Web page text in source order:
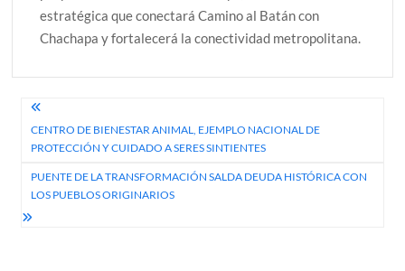
estratégica que conectará Camino al Batán con
Chachapa y fortalecerá la conectividad metropolitana.
Navegación
de
entradas
CENTRO DE BIENESTAR ANIMAL, EJEMPLO NACIONAL DE
PROTECCIÓN Y CUIDADO A SERES SINTIENTES
PUENTE DE LA TRANSFORMACIÓN SALDA DEUDA HISTÓRICA CON
LOS PUEBLOS ORIGINARIOS